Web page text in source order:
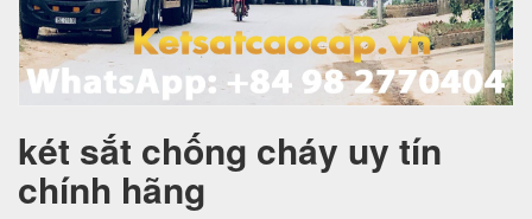
két sắt chống cháy uy tín
chính hãng